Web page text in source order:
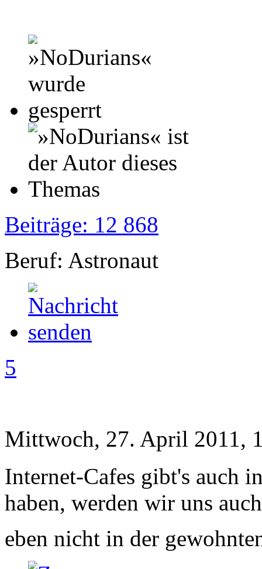
Beiträge: 12 868
Beruf: Astronaut
5
Mittwoch, 27. April 2011,
Internet-Cafes gibt's auch
haben, werden wir uns
eben nicht in der